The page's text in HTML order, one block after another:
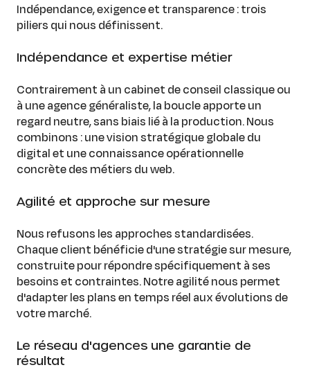
Indépendance, exigence et transparence : trois
piliers qui nous définissent.
Indépendance et expertise métier
Contrairement à un cabinet de conseil classique ou
à une agence généraliste, la boucle apporte un
regard neutre, sans biais lié à la production. Nous
combinons : une vision stratégique globale du
digital et une connaissance opérationnelle
concrète des métiers du web.
Agilité et approche sur mesure
Nous refusons les approches standardisées.
Chaque client bénéficie d'une stratégie sur mesure,
construite pour répondre spécifiquement à ses
besoins et contraintes. Notre agilité nous permet
d'adapter les plans en temps réel aux évolutions de
votre marché.
Le réseau d'agences une garantie de
résultat